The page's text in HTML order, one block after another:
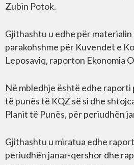
Zubin Potok.
Gjithashtu u edhe për
parakohshme për Kuvendet e
Leposaviq, raporton Ekonomia
Në mbledhje është edhe raporti
të punës të KQZ së si dhe
Planit të Punës, për periudhën
Gjithashtu u miratua edhe
periudhën janar-qershor dhe